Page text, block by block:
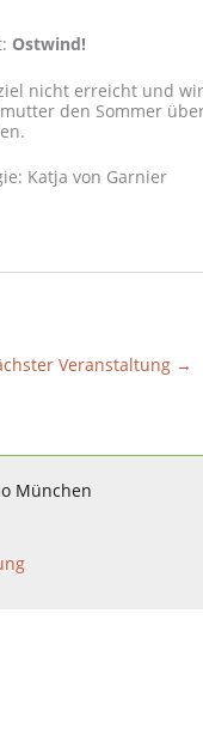
Ostwind!
nicht erreicht und
den Sommer
Katja von Garnier
Veranstaltung →
München